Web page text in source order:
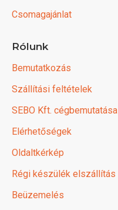
Csomagajánlat
Rólunk
Bemutatkozás
Szállítási feltételek
SEBO Kft. cégbemutatása
Elérhetőségek
Oldaltkérkép
Régi készülék elszállítás
Beüzemelés